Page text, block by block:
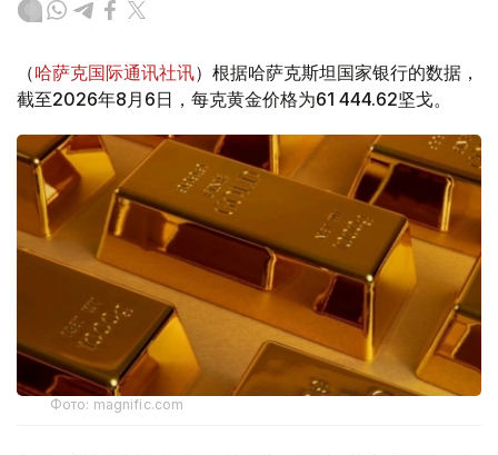
（哈萨克国际通讯社讯）根据哈萨克斯坦国家银行的数据，
截至2026年8月6日，每克黄金价格为61 444.62坚戈。
Фото: magnific.com